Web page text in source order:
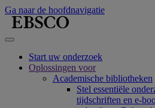
Ga naar de hoofdnavigatie
Start uw onderzoek
Oplossingen voor
Academische bibliotheken
Stel essentiële
tijdschriften en e-